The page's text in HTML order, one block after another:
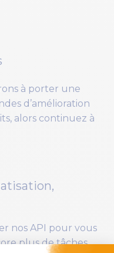
à porter une
d’amélioration
alors continuez à
nos API pour vous
plus de tâches